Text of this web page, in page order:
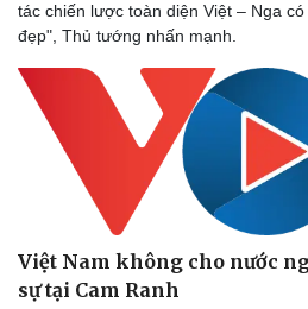
tác chiến lược toàn diện Việt – Nga
đẹp", Thủ tướng nhấn mạnh.
Việt Nam không cho nước
sự tại Cam Ranh